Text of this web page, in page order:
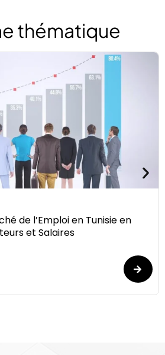
thématique
de l’Emploi en Tunisie en
et Salaires